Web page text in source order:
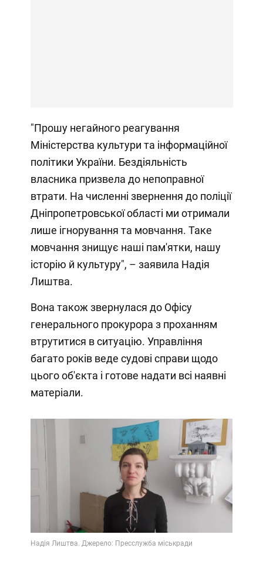
"Прошу негайного реагування
Міністерства культури та інформаційної
політики України. Бездіяльність
власника призвела до непоправної
втрати. На численні звернення до поліції
Дніпропетровської області ми отримали
лише ігнорування та мовчання. Таке
мовчання знищує наші пам'ятки, нашу
історію й культуру", – заявила Надія
Лиштва.
Вона також звернулася до Офісу
генерального прокурора з проханням
втрутитися в ситуацію. Управління
багато років веде судові справи щодо
цього об'єкта і готове надати всі наявні
матеріали.